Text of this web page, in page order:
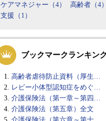
ケアマネジャー（4）
高齢者（4）
支援（1）
ブックマークランキン
高齢者虐待防止資料（厚生…
レビー小体型認知症をめぐ…
介護保険法（第一章～第四…
介護保険法（第五章）全文